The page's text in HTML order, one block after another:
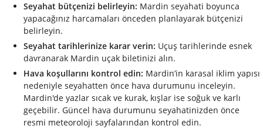
Seyahat bütçenizi belirleyin: Mardin seyahati boyunca
yapacağınız harcamaları önceden planlayarak bütçenizi
belirleyin.
Seyahat tarihlerinize karar verin: Uçuş tarihlerinde esnek
davranarak Mardin uçak biletinizi alın.
Hava koşullarını kontrol edin: Mardin’in karasal iklim yapısı
nedeniyle seyahatten önce hava durumunu inceleyin.
Mardin'de yazlar sıcak ve kurak, kışlar ise soğuk ve karlı
geçebilir. Güncel hava durumunu seyahatinizden önce
resmi meteoroloji sayfalarından kontrol edin.